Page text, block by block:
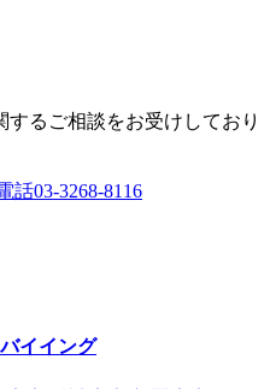
るご相談をお受けしており
03-3268-8116
イイング